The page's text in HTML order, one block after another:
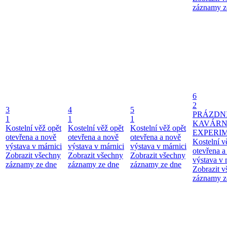
záznamy
3
1
Kostelní věž opět
otevřena a nově
výstava v márnici
Zobrazit všechny
záznamy ze dne
4
1
Kostelní věž opět
otevřena a nově
výstava v márnici
Zobrazit všechny
záznamy ze dne
5
1
Kostelní věž opět
otevřena a nově
výstava v márnici
Zobrazit všechny
záznamy ze dne
6
2
Kostelní
otevřena
výstava v
Zobrazit
záznamy